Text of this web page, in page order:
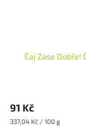
Čaj Zase Dobře!
91 Kč
Měrná
337,04 Kč / 100 g